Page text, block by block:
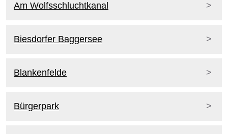
Am Wolfsschluchtkanal
Biesdorfer Baggersee
Blankenfelde
Bürgerpark